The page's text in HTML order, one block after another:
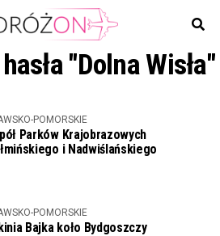
"Dolna Wisła"
POMORSKIE
Parków Krajobrazowych
i Nadwiślańskiego
POMORSKIE
Bajka koło Bydgoszczy